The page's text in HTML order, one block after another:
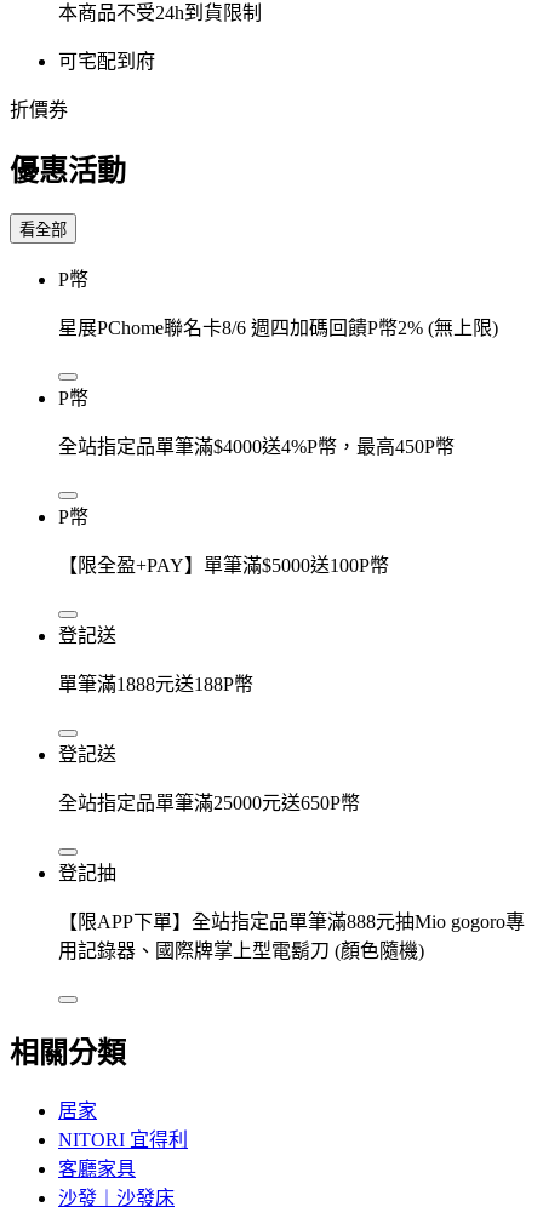
本商品不受24h到貨限制
可宅配到府
折價券
優惠活動
看全部
P幣
星展PChome聯名卡8/6 週四加碼回饋P幣2% (無上限)
P幣
全站指定品單筆滿$4000送4%P幣，最高450P幣
P幣
【限全盈+PAY】單筆滿$5000送100P幣
登記送
單筆滿1888元送188P幣
登記送
全站指定品單筆滿25000元送650P幣
登記抽
【限APP下單】全站指定品單筆滿888元抽Mio gogoro專
用記錄器、國際牌掌上型電鬍刀 (顏色隨機)
相關分類
居家
NITORI 宜得利
客廳家具
沙發︱沙發床